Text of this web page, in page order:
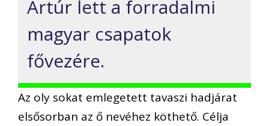
Artúr lett a forradalmi
magyar csapatok
fővezére.
Az oly sokat emlegetett tavaszi hadjárat
elsősorban az ő nevéhez köthető. Célja